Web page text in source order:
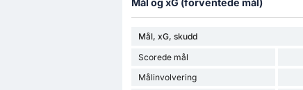
Mål og xG (forventede mål)
Mål, xG, skudd
Scorede mål
Målinvolvering